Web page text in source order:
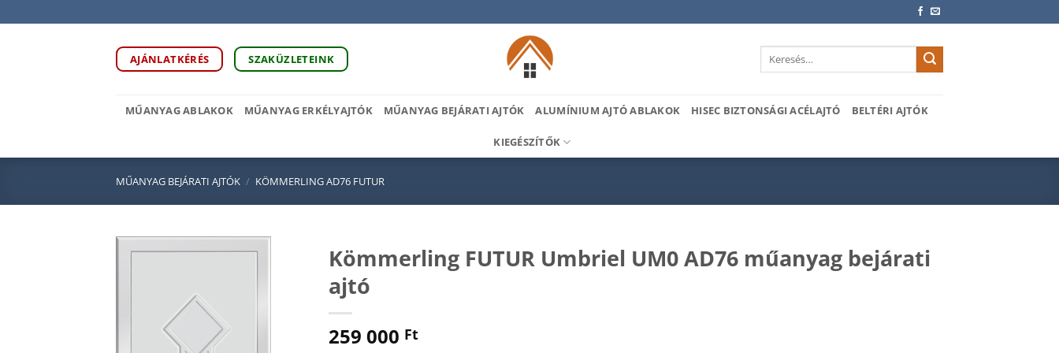
to
AJÁNLATKÉRÉS SZAKÜZLETEINK
Keresés
MŰANYAG ABLAKOK MŰANYAG ERKÉLYAJTÓK MŰANYAG BEJÁRATI AJTÓK ALUMÍNIUM AJTÓ ABLAKOK HISEC BIZTONSÁGI ACÉLAJTÓ BELTÉRI AJTÓK
KIEGÉSZÍTŐK
MŰANYAG BEJÁRATI AJTÓK / KÖMMERLING AD76 FUTUR
Kömmerling FUTUR Umbriel UM0 AD76 műanyag bejárati
ajtó
259 000 Ft